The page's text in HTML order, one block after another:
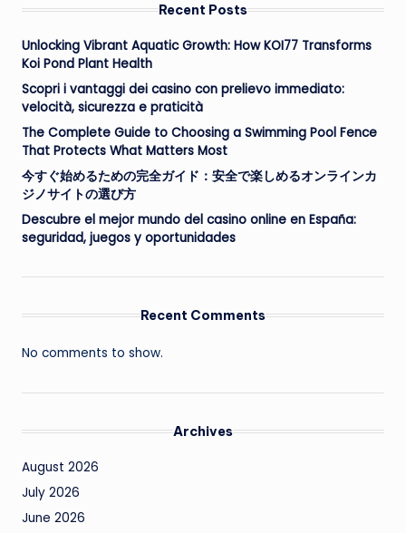
Recent Posts
Unlocking Vibrant Aquatic Growth: How KOI77 Transforms
Koi Pond Plant Health
Scopri i vantaggi dei casino con prelievo immediato:
velocità, sicurezza e praticità
The Complete Guide to Choosing a Swimming Pool Fence
That Protects What Matters Most
今すぐ始めるための完全ガイド：安全で楽しめるオンラインカ
ジノサイトの選び方
Descubre el mejor mundo del casino online en España:
seguridad, juegos y oportunidades
Recent Comments
No comments to show.
Archives
August 2026
July 2026
June 2026